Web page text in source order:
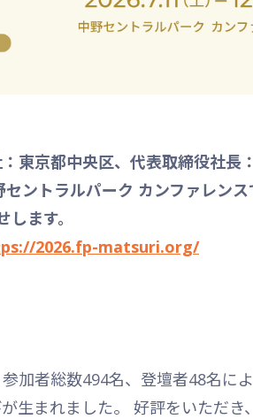
東京都中央区、代表取締役社長
ントラルパーク カンファレン
ます。
2026.fp-matsuri.org/
加者総数494名、登壇者48名に
生まれました。 好評をいただき